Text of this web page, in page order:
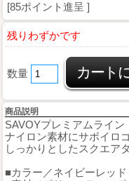
[85ポイント進呈 ]
残りわずかです
数量
商品説明
SAVOYプレミアムライン
ナイロン素材にサボイロ
しっかりとしたスクエア
■カラー／ネイビーレッド